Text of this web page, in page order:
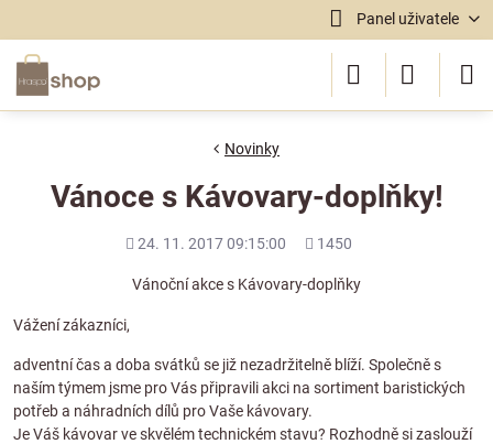
Panel uživatele
Novinky
Vánoce s Kávovary-doplňky!
Přidáno
24. 11. 2017 09:15:00
Počet
1450
Vánoční akce s Kávovary-doplňky
Vážení zákazníci,
adventní čas a doba svátků se již nezadržitelně blíží. Společně s
naším týmem jsme pro Vás připravili akci na sortiment baristických
potřeb a náhradních dílů pro Vaše kávovary.
Je Váš kávovar ve skvělém technickém stavu? Rozhodně si zaslouží